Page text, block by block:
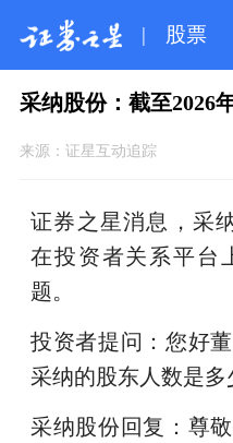
| 股票
采纳股份：截至2026
来源： 证星互动追踪
证券之星消息，采
在投资者关系平台
题。
投资者提问：您好
采纳的股东人数是多
采纳股份回复：尊